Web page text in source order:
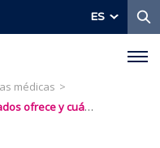
ES
médicas
¿Qué resultados ofrece y cuánto tardan los resultados del test ALICE?​